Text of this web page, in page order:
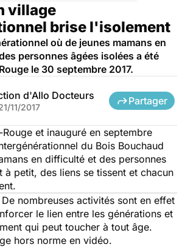
village
brise l'isolement
où de jeunes mamans en
personnes âgées isolées a été
le 30 septembre 2017.
d'Allo Docteurs
11/2017
Partager
et inauguré en septembre
du Bois Bouchaud
en difficulté et des personnes
à petit, des liens se tissent et chacun
nombreuses activités sont en effet
le lien entre les générations et
qui peut toucher à tout âge.
hors norme en vidéo.